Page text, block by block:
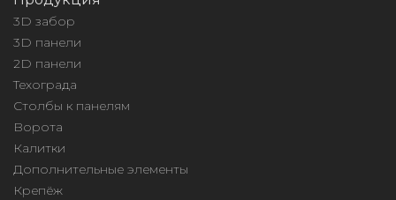
3D забор
3D панели
2D панели
Техограда
Столбы к панелям
Ворота
Калитки
Дополнительные элементы
Крепёж